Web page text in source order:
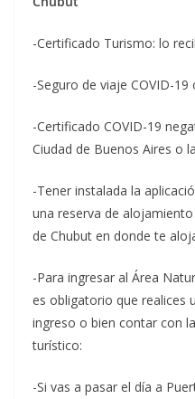
-Certificado Turismo: lo
-Seguro de viaje COVID-
-Certificado COVID-19
Ciudad de Buenos Aires o
-Tener instalada la
una reserva de
de Chubut en donde te
-Para ingresar al Área
es obligatorio que realices
ingreso o bien contar con
turístico:
-Si vas a pasar el día a